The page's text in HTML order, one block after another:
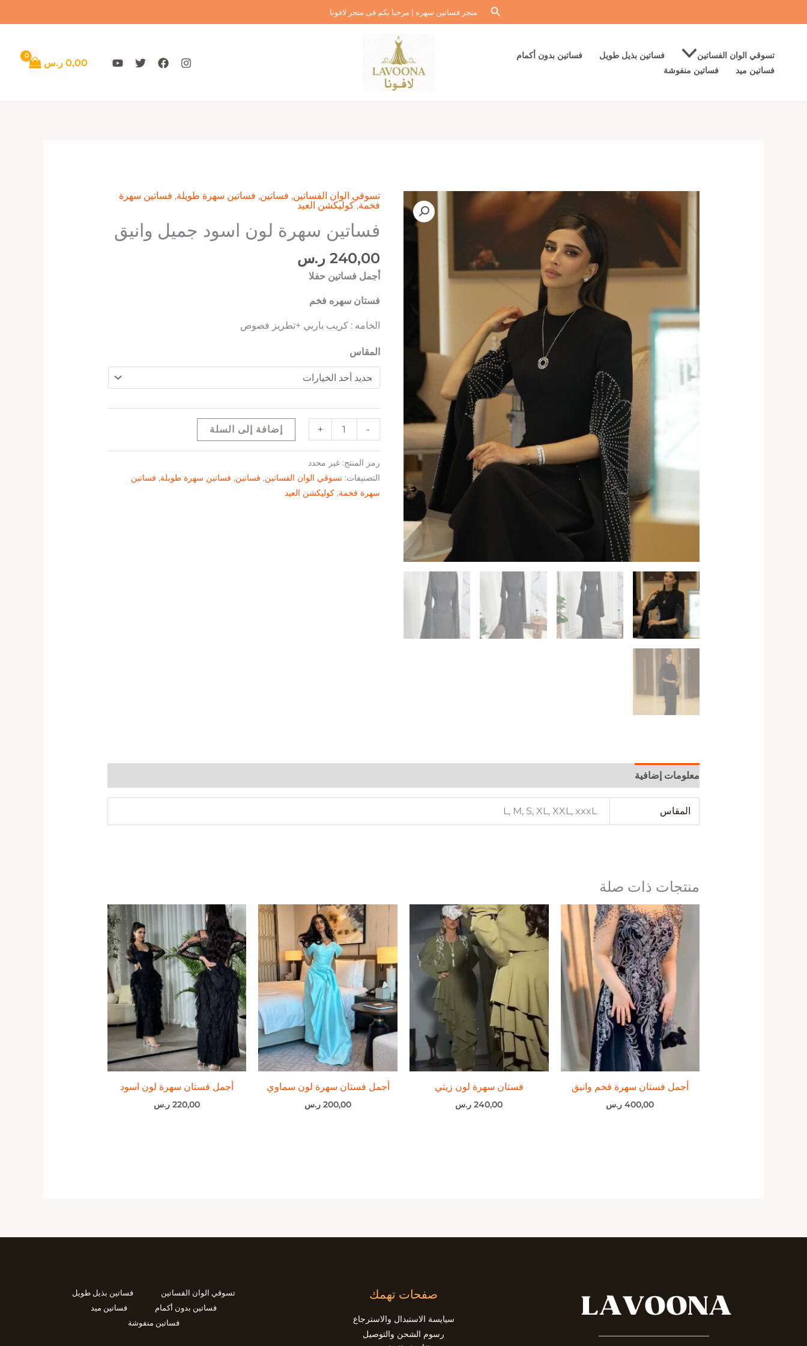
إلى
البحثمتجر فساتين سهره | مرحبا بكم فى متجر لافونا
تسوقي الوان الفساتين فساتين بذيل طويل
فساتين بدون أكمام
فساتين ميد
فساتين منفوشة
0,00 ر.س
تسوقي الوان الفساتين, فساتين, فساتين سهرة طويلة, فساتين سهرة
فخمة,كوليكشن العيد
فساتين سهرة لون اسود جميل وانيق
240,00 ر.س
أجمل فساتين حفلا
فستان سهره فخم
الخامه : كريب باربي +تطريز فصوص
المقاس
-
سهرة
جميل
+ إضافة إلى السلة
رمز المنتج:غير محدد
التصنيفات:تسوقي الوان الفساتين, فساتين, فساتين سهرة طويلة, فساتين
سهرة فخمة,كوليكشن العيد
معلومات إضافية
المقاس L, M, S, XL, XXL, xxxL
منتجات ذات صلة
أجمل فستان سهرة فخم وانيق
400,00 ر.س
فستان سهرة لون زيتي
240,00 ر.س
أجمل فستان سهرة لون سماوي
200,00 ر.س
أجمل فستان سهرة لون اسود
220,00 ر.س
صفحات تهمك
سيايسة الاستبدال والاسترجاع
رسوم الشحن والتوصيل
تسوقي الوان الفساتين
فساتين بذيل طويل
فساتين بدون أكمام
فساتين ميد
فساتين منفوشة